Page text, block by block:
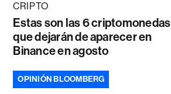
CRIPTO
Estas son las 6 criptomonedas
que dejarán de aparecer en
Binance en agosto
OPINIÓN BLOOMBERG